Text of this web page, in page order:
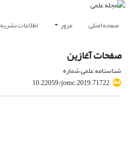
صفحه اصلی مرور اطلاعات نشریه
صفحات آغازین
شناسنامه علمی شماره
10.22059/jomc.2019.71722